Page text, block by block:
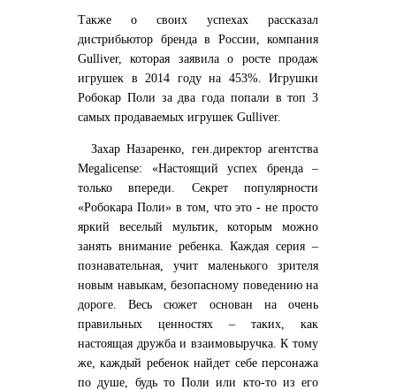
Также о своих успехах рассказал
дистрибьютор бренда в России, компания
Gulliver, которая заявила о росте продаж
игрушек в 2014 году на 453%. Игрушки
Робокар Поли за два года попали в топ 3
самых продаваемых игрушек Gulliver.
Захар Назаренко, ген.директор агентства
Megalicense: «Настоящий успех бренда –
только впереди. Секрет популярности
«Робокара Поли» в том, что это - не просто
яркий веселый мультик, которым можно
занять внимание ребенка. Каждая серия –
познавательная, учит маленького зрителя
новым навыкам, безопасному поведению на
дороге. Весь сюжет основан на очень
правильных ценностях – таких, как
настоящая дружба и взаимовыручка. К тому
же, каждый ребенок найдет себе персонажа
по душе, будь то Поли или кто-то из его